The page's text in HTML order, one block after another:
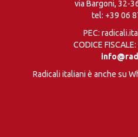
via Bargoni, 32-
tel: +39 06
PEC:
CODICE
Radicali italiani è anche su